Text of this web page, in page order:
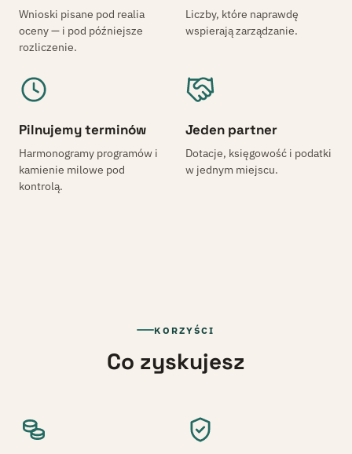
Wnioski pisane pod realia
oceny — i pod późniejsze
rozliczenie.
Liczby, które naprawdę
wspierają zarządzanie.
Pilnujemy terminów
Harmonogramy programów i
kamienie milowe pod
kontrolą.
Jeden partner
Dotacje, księgowość i podatki
w jednym miejscu.
KORZYŚCI
Co zyskujesz